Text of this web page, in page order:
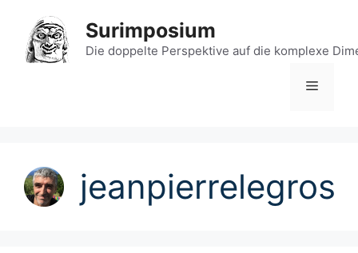
Inhalt
springen
Surimposium
Die doppelte Perspektive auf die komplexe
Menü
jeanpierrelegros